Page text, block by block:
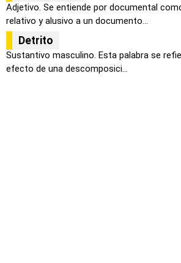
Adjetivo. Se entiende por documental
relativo y alusivo a un documento...
Detrito
Sustantivo masculino. Esta palabra se
efecto de una descomposici...